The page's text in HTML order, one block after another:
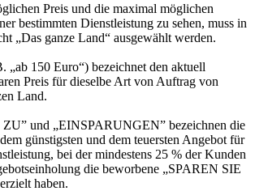
Preis und die maximal möglichen
bestimmten Dienstleistung zu sehen, muss in
„Das ganze Land“ ausgewählt werden.
„ab 150 Euro“) bezeichnet den aktuell
Preis für dieselbe Art von Auftrag von
Land.
und „EINSPARUNGEN” bezeichnen die
günstigsten und dem teuersten Angebot für
bei der mindestens 25 % der Kunden
die beworbene „SPAREN SIE
haben.